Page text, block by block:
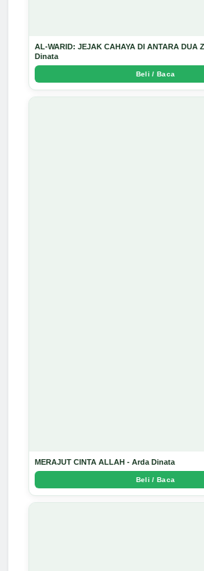
AL-WARID: JEJAK CAHAYA DI ANTARA DUA
Dinata
Beli / Baca
MERAJUT CINTA ALLAH - Arda Dinata
Beli / Baca